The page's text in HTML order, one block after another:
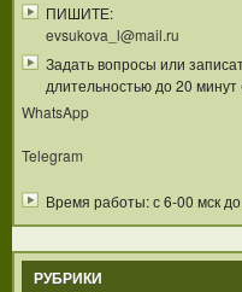
ПИШИТЕ:
evsukova_l@mail.ru
Задать вопросы или
длительностью до 20
WhatsApp
Telegram
Время работы: с 6-00 мск
РУБРИКИ